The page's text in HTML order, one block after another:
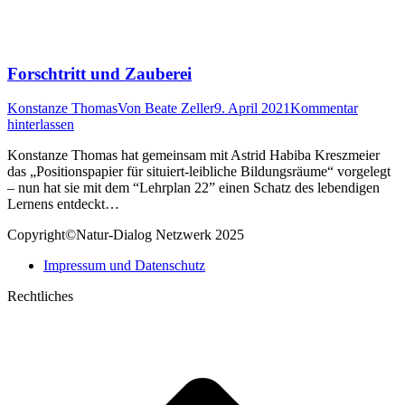
Forschtritt und Zauberei
Konstanze ThomasVon Beate Zeller9. April 2021Kommentar
hinterlassen
Konstanze Thomas hat gemeinsam mit Astrid Habiba Kreszmeier
das „Positionspapier für situiert-leibliche Bildungsräume“ vorgelegt
– nun hat sie mit dem “Lehrplan 22” einen Schatz des lebendigen
Lernens entdeckt…
Copyright©Natur-Dialog Netzwerk 2025
Impressum und Datenschutz
Rechtliches